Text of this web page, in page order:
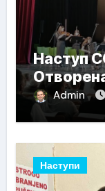
Наступ
Admin
Наступи